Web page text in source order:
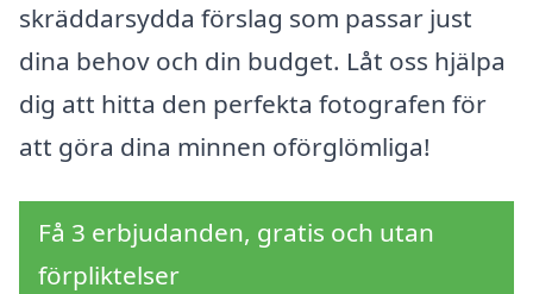
skräddarsydda förslag som passar just
dina behov och din budget. Låt oss hjälpa
dig att hitta den perfekta fotografen för
att göra dina minnen oförglömliga!
Få 3 erbjudanden, gratis och utan
förpliktelser